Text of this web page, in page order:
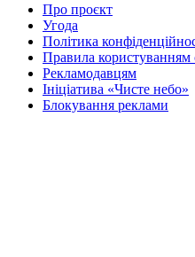
Про проєкт
Угода
Політика
Правила користуванням
Рекламодавцям
Ініціатива «Чисте небо»
Блокування реклами